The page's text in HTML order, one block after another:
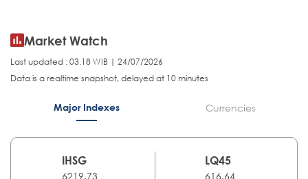
Market Watch
Last updated : 03.18 WIB | 24/07/2026
Data is a realtime snapshot, delayed at 10 minutes
Major Indexes Currencies
IHSG
6219.73
LQ45
616.64